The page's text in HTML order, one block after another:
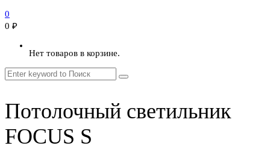
0
0 ₽
Нет товаров в корзине.
Потолочный светильник
FOCUS S